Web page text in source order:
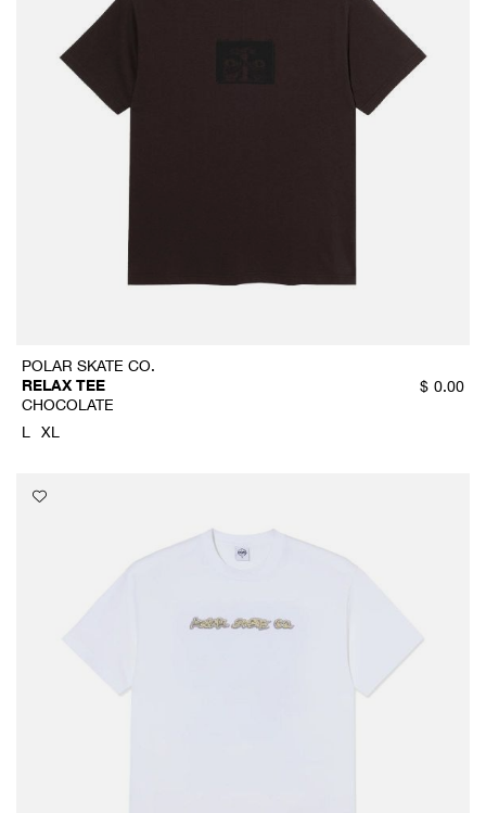
POLAR SKATE CO.
RELAX TEE
CHOCOLATE
$ 0.00
L XL